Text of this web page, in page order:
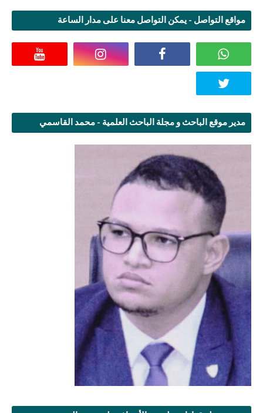
مواقع التواصل - يمكن التواصل معنا على مدار الساعة
مدير موقع الباحث و مجلة الباحث العلمية - محمد القاسمي